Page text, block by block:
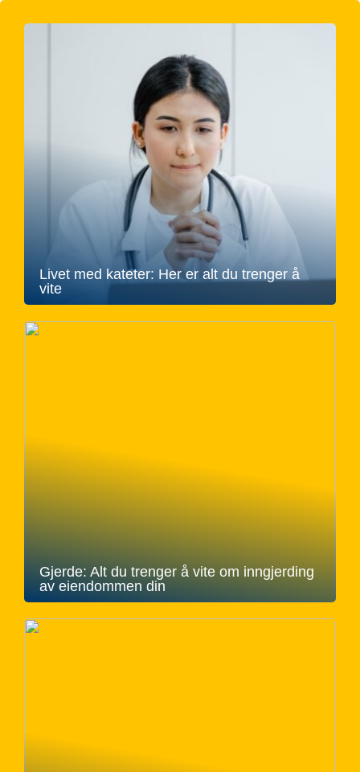
Livet med kateter: Her er alt du trenger å
vite
Gjerde: Alt du trenger å vite om inngjerding
av eiendommen din